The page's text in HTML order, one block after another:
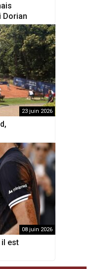
Dorian
23 juin 2026
08 juin 2026
il est